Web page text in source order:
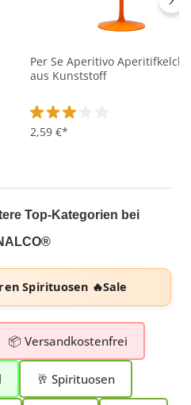
5 von 5 Sternen
Per Se Aperitivo Aperitifkelch
aus Kunststoff
Durchschnittliche
2,59 €*
Top-Kategorien bei
Spirituosen 🔥Sale
📦 Versandkostenfrei
🥂 Spirituosen